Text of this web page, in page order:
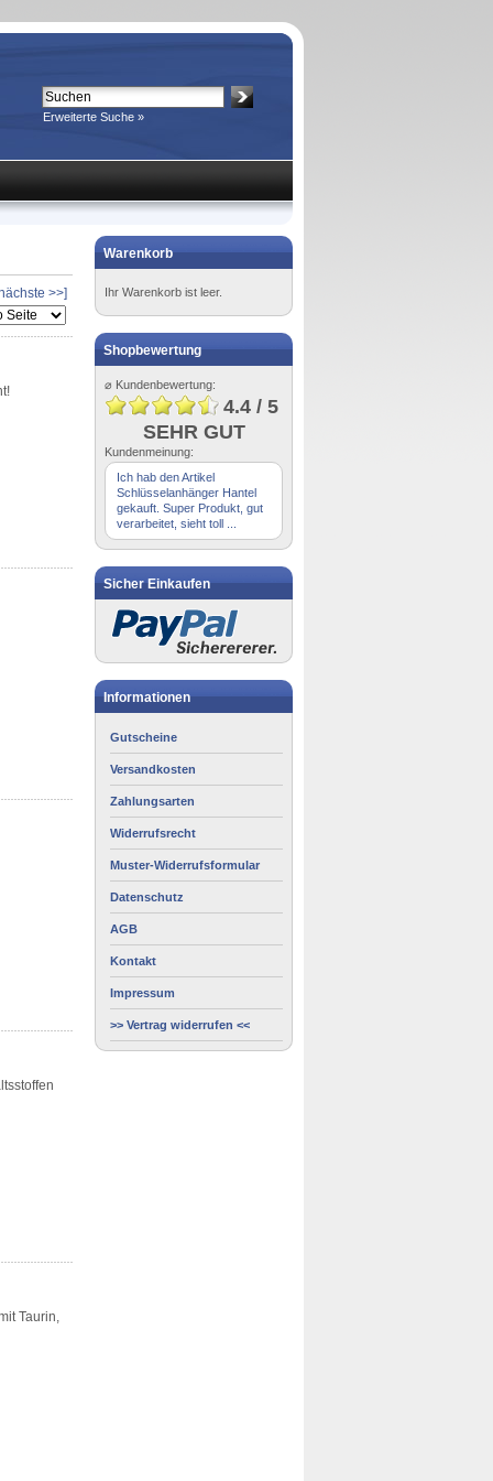
Erweiterte Suche »
>>]
Taurin,
Warenkorb
Ihr Warenkorb ist leer.
Shopbewertung
⌀ Kundenbewertung:
4.4 / 5
SEHR GUT
Kundenmeinung:
Ich hab den Artikel
Schlüsselanhänger Hantel
gekauft. Super Produkt, gut
verarbeitet, sieht toll ...
Sicher Einkaufen
Informationen
Gutscheine
Versandkosten
Zahlungsarten
Widerrufsrecht
Muster-Widerrufsformular
Datenschutz
AGB
Kontakt
Impressum
>> Vertrag widerrufen <<